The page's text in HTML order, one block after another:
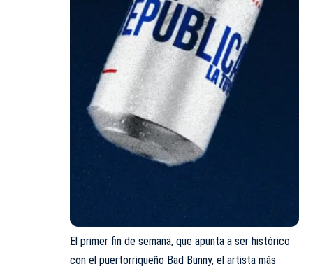
El primer fin de semana, que apunta a ser histórico
con el puertorriqueño Bad Bunny, el artista más